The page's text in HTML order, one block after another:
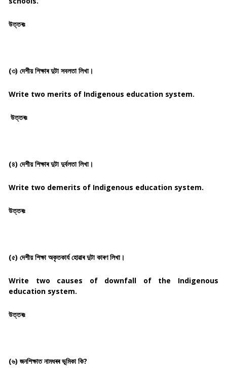
উত্তৰঃ
(৩) দেশীয় শিক্ষাৰ দুটা সবলতা লিখা।
Write two merits of Indigenous education system.
উত্তৰঃ
(৪) দেশীয় শিক্ষাৰ দুটা দুৰ্বলতা লিখা।
Write two demerits of Indigenous education system.
উত্তৰঃ
(৫) দেশীয় শিক্ষা অকৃতকাৰ্য হোৱাৰ দুটা কাৰণ লিখা।
Write two causes of downfall of the Indigenous
education system.
উত্তৰঃ
(৬) জনশিক্ষাত নামধৰৰ ভূমিকা কি?